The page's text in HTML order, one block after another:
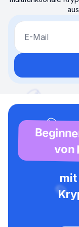
E-Mail
von
mit